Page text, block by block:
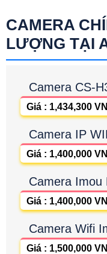
CAMERA
LƯỢNG TẠI
Camera CS-
Giá : 1,434,300
Camera IP
Giá : 1,400,000
Camera Imou
Giá : 1,400,000
Camera Wifi
Giá : 1,500,000